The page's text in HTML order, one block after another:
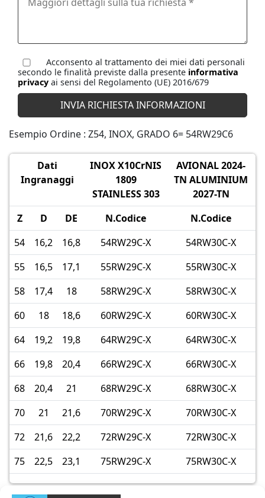
Acconsento al trattamento dei miei dati personali
secondo le finalità previste dalla presente informativa
privacy ai sensi del Regolamento (UE) 2016/679
Esempio Ordine : Z54, INOX, GRADO 6= 54RW29C6
Dati
Ingranaggi
INOX X10CrNIS
1809
STAINLESS 303
AVIONAL 2024-
TN ALUMINIUM
2027-TN
Z
D DE N.Codice
N.Codice
54
16,2 16,8 54RW29C-X
54RW30C-X
55
16,5 17,1 55RW29C-X
55RW30C-X
58
17,4 18 58RW29C-X
58RW30C-X
60
18 18,6 60RW29C-X
60RW30C-X
64
19,2 19,8 64RW29C-X
64RW30C-X
66
19,8 20,4 66RW29C-X
66RW30C-X
68
20,4 21 68RW29C-X
68RW30C-X
70
21 21,6 70RW29C-X
70RW30C-X
72
21,6 22,2 72RW29C-X
72RW30C-X
75
22,5 23,1 75RW29C-X 75RW30C-X